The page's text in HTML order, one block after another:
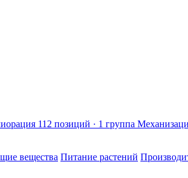
112 позиций · 1 группа
вещества Питание растений